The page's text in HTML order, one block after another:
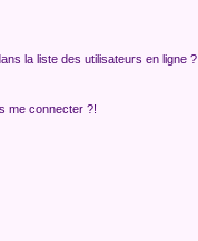
la liste des utilisateurs en ligne ?
me connecter ?!